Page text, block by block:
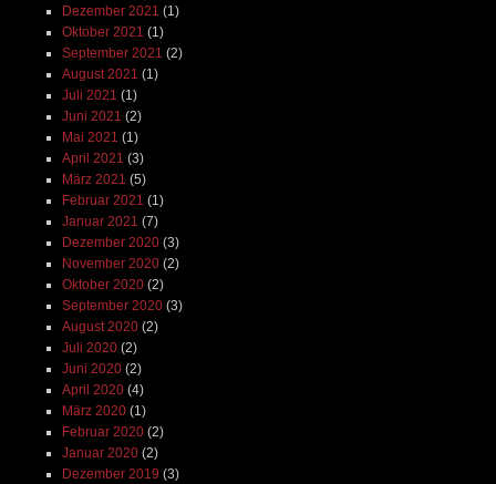
Dezember 2021 (1)
Oktober 2021 (1)
September 2021 (2)
August 2021 (1)
Juli 2021 (1)
Juni 2021 (2)
Mai 2021 (1)
April 2021 (3)
März 2021 (5)
Februar 2021 (1)
Januar 2021 (7)
Dezember 2020(3)
November 2020(2)
Oktober 2020(2)
September 2020(3)
August 2020(2)
Juli 2020(2)
Juni 2020(2)
April 2020(4)
März 2020(1)
Februar 2020(2)
Januar 2020(2)
Dezember 2019 (3)